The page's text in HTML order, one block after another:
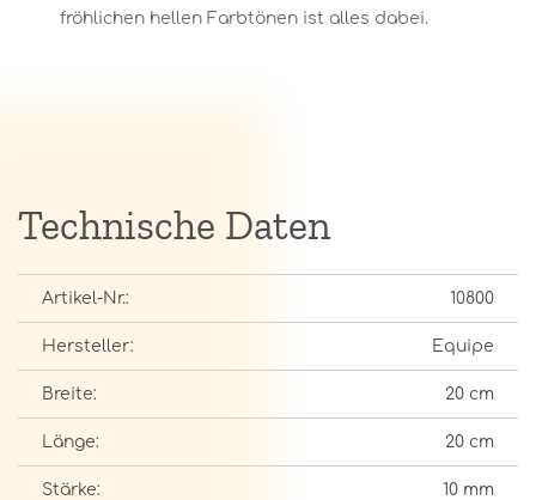
fröhlichen hellen Farbtönen ist alles dabei.
Technische Daten
Artikel-Nr.: 10800
Hersteller: Equipe
Breite: 20 cm
Länge: 20 cm
Stärke: 10 mm